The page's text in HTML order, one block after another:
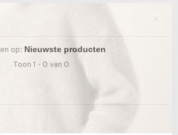
op:
Toon 1 - 0 van 0